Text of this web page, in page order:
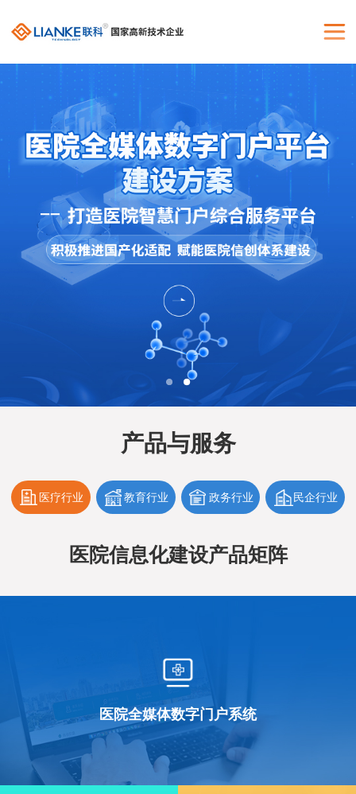
产品与服务
医疗行业 教育行业 政务行业 民企行业
医院信息化建设产品矩阵
医院全媒体数字门户系统